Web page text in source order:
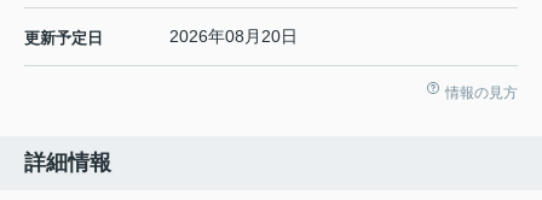
更新予定日 2026年08月20日
情報の見方
詳細情報